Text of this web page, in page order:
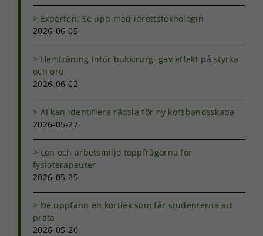
Experten: Se upp med idrottsteknologin
2026-06-05
Hemträning inför bukkirurgi gav effekt på styrka
och oro
2026-06-02
AI kan identifiera rädsla för ny korsbandsskada
2026-05-27
Lön och arbetsmiljö toppfrågorna för
fysioterapeuter
2026-05-25
De uppfann en kortlek som får studenterna att
prata
2026-05-20
och
uppbyggnad,
används.
Upplevelse
För att vår
bra som
möjligt under
de här
kakorna